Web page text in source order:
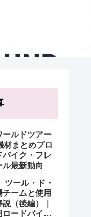
ルドツアー
材まとめプロ
イク・フレ
最新動向
ツール・ド・
ームと使用
（後編）｜
ードバイク